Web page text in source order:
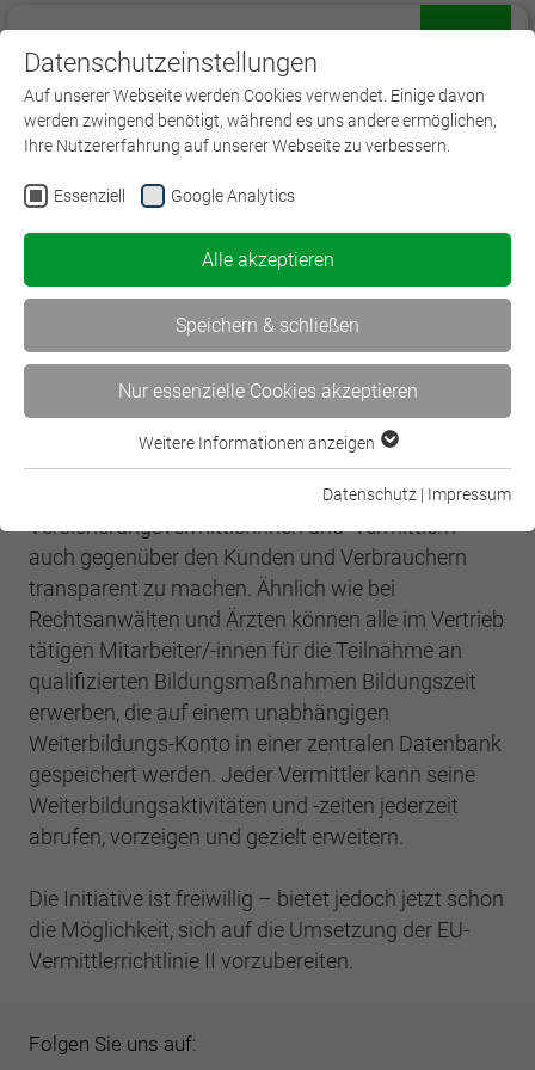
Die Initiative gut beraten
Die freiwillige Initiative der Versicherungsbranche
der Vermittler zur Fach- und Beratungskompetenz.
Ziel der Branchenverbände der
Versicherungswirtschaft ist es, die Weiterbildung
zu professionalisieren und die Fach- und
Versicherungsvermittlerinnen und -vermittlern
auch gegenüber den Kunden und Verbrauchern
transparent zu machen. Ähnlich wie bei
Rechtsanwälten und Ärzten können alle im Vertrieb
tätigen Mitarbeiter/-innen für die Teilnahme an
qualifizierten Bildungsmaßnahmen Bildungszeit
erwerben, die auf einem unabhängigen
Weiterbildungs-Konto in einer zentralen Datenbank
gespeichert werden. Jeder Vermittler kann seine
Weiterbildungsaktivitäten und -zeiten jederzeit
abrufen, vorzeigen und gezielt erweitern.
Die Initiative ist freiwillig – bietet jedoch jetzt schon
die Möglichkeit, sich auf die Umsetzung der EU-
Vermittlerrichtlinie II vorzubereiten.
Folgen Sie uns auf:
Datenschutzeinstellungen
Auf unserer Webseite werden Cookies verwendet. Einige davon
werden zwingend benötigt, während es uns andere ermöglichen,
Ihre Nutzererfahrung auf unserer Webseite zu verbessern.
Essenziell Google Analytics
Alle akzeptieren
Speichern & schließen
Nur essenzielle Cookies akzeptieren
Essenzielle Cookies werden für grundlegende Funktionen der
Webseite einwandfrei funktioniert.
Name cookie_optin
Anbieter BWV Saarland
Zweck
Dieses Cookie wird verwendet, um Ihre
Cookie-Einstellungen für diese Website zu
speichern.
SgCookieOptin.lastPreferences
Anbieter BWV Saarland
Dieser Wert speichert Ihre Consent-
Cookie-Informationen anzeigen
Google Analytics
Name _ga
Anbieter Google Analytics
Laufzeit 2 Jahre
Zweck
wird, um statistische Daten dazu, wie der
Besucher die Website nutzt, zu generieren.
Anbieter
Cookie-Informationen anzeigen
Weitere Informationen anzeigen
Datenschutz | Impressum